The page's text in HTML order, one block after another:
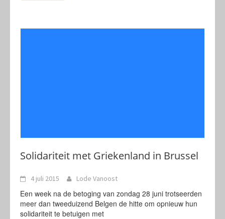
Solidariteit met Griekenland in Brussel
4 juli 2015 Lode Vanoost
Een week na de betoging van zondag 28 juni trotseerden
meer dan tweeduizend Belgen de hitte om opnieuw hun
solidariteit te betuigen met